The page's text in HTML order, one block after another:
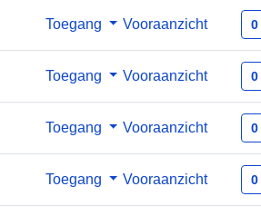
Toegang Vooraanzicht 0
Toegang Vooraanzicht 0
Toegang Vooraanzicht 0
Toegang Vooraanzicht 0